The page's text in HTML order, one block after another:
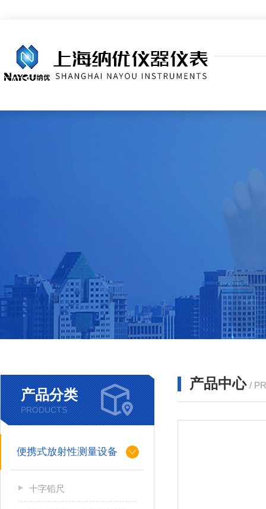
产品分类
PRODUCTS
便携式放射性测量设备
十字铅尺
产品中心 /